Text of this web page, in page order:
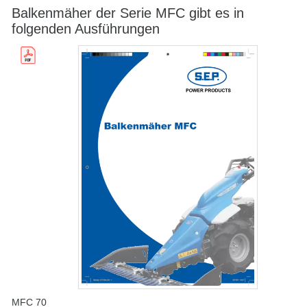
Balkenmäher der Serie MFC gibt es in
folgenden Ausführungen
MFC 70